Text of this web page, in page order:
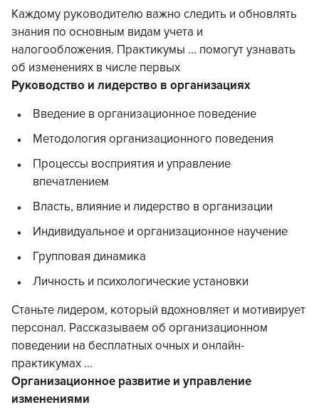
Каждому руководителю важно следить и обновлять
знания по основным видам учета и
налогообложения. Практикумы ... помогут узнавать
об изменениях в числе первых
Руководство и лидерство в организациях
Введение в организационное поведение
Методология организационного поведения
Процессы восприятия и управление
впечатлением
Власть, влияние и лидерство в организации
Индивидуальное и организационное научение
Групповая динамика
Личность и психологические установки
Станьте лидером, который вдохновляет и мотивирует
персонал. Рассказываем об организационном
поведении на бесплатных очных и онлайн-
практикумах ...
Организационное развитие и управление
изменениями